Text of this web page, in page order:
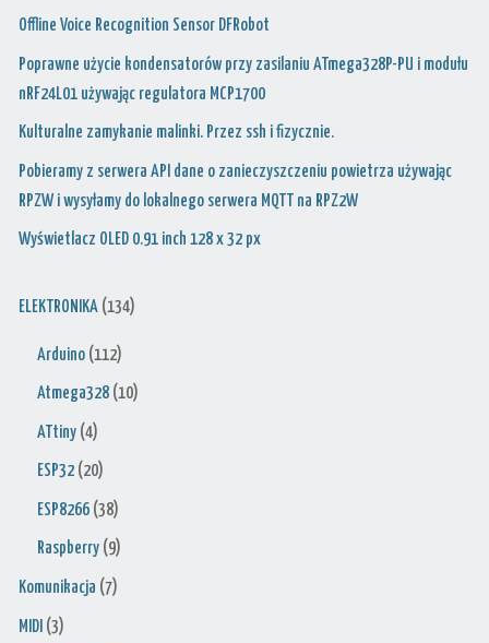
Offline Voice Recognition Sensor DFRobot
Poprawne użycie kondensatorów przy zasilaniu ATmega328P-PU i modułu
nRF24L01 używając regulatora MCP1700
Kulturalne zamykanie malinki. Przez ssh i fizycznie.
Pobieramy z serwera API dane o zanieczyszczeniu powietrza używając
RPZW i wysyłamy do lokalnego serwera MQTT na RPZ2W
Wyświetlacz OLED 0.91 inch 128 x 32 px
ELEKTRONIKA (134)
Arduino (112)
Atmega328 (10)
ATtiny (4)
ESP32 (20)
ESP8266 (38)
Raspberry (9)
Komunikacja (7)
MIDI (3)